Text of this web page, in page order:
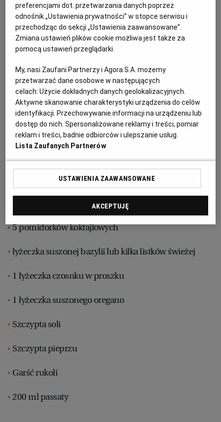
ŁÓDŹ
OLSZTYN
OPOLE
PŁOCK
POZNAŃ
RYBNIK
RZESZÓW
SOSNOWIEC
KULTURALNYSKLEP.PL
DZIECKO
ZDROWIE
POGODA
PODRÓŻE
FORUM
Czas przygotowania: 20 minut
Przepis dla 1 osoby
Spaghetti bolognese - składniki:
18 g sera parmezan
30 g makaronu pełnoziarnistego spaghetti
70 g mięsa wołowego mielonego
5 pomidorków koktajlowych
łyżeczka suszonej bazylii lub kilka listków świeżej
1 łyżeczka czosnku w proszku
1 łyżeczka suszonego oregano
Szczypta soli
Szczypta pieprzu
Garść rukoli
200 ml passaty
preferencjami dot. przetwarzania danych poprzez
odnośnik „Ustawienia prywatności” w stopce serwisu i
przechodząc do sekcji „Ustawienia zaawansowane”.
Zmiana ustawień plików cookie możliwa jest także za
pomocą ustawień przeglądarki.
My, nasi Zaufani Partnerzy i Agora S.A. możemy
przetwarzać dane osobowe w następujących
celach:Użycie dokładnych danych geolokalizacyjnych.
Aktywne skanowanie charakterystyki urządzenia do celów
identyfikacji. Przechowywanie informacji na urządzeniu lub
dostęp do nich. Spersonalizowane reklamy i treści, pomiar
reklam i treści, badnie odbiorców i ulepszanie usług.
Lista Zaufanych Partnerów
USTAWIENIA ZAAWANSOWANE
AKCEPTUJĘ